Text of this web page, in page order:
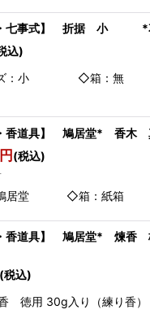
・七事式】 折据 小 *
込)
ズ：小 ◇箱
・香道具】 鳩居堂* 香
円(税込)
居堂 ◇箱：紙箱 ◇内容
・香道具】 鳩居堂* 煉
(税込)
徳用 30g入り（練り香）